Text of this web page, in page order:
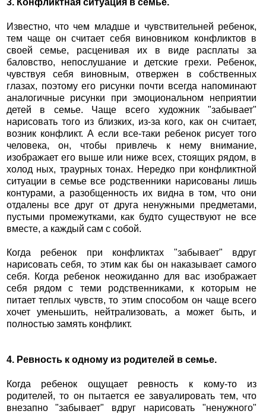
Известно, что чем младше и чувствительней ребенок,
тем чаще он считает себя виновником конфликтов в
своей семье, расценивая их в виде расплаты за
баловство, непослушание и детские грехи. Ребенок,
чувствуя себя виновным, отвержен в собственных
глазах, поэтому его рисунки почти всегда напоминают
аналогичные рисунки при эмоциональном неприятии
детей в семье. Чаще всего художник "забывает"
нарисовать того из близких, из-за кого, как он считает,
возник конфликт. А если все-таки ребенок рисует того
человека, он, чтобы привлечь к нему внимание,
изображает его выше или ниже всех, стоящих рядом, в
холод ных, траурных тонах. Нередко при конфликтной
ситуации в семье все родственники нарисованы лишь
контурами, а разобщенность их видна в том, что они
отдалены все друг от друга ненужными предметами,
пустыми промежутками, как будто существуют не все
вместе, а каждый сам с собой.
Когда ребенок при конфликтах "забывает" вдруг
нарисовать себя, то этим как бы он наказывает самого
себя. Когда ребенок неожиданно для вас изображает
себя рядом с теми родственниками, к которым не
питает теплых чувств, то этим способом он чаще всего
хочет уменьшить, нейтрализовать, а может быть, и
полностью замять конфликт.
4. Ревность к одному из родителей в семье.
Когда ребенок ощущает ревность к кому-то из
родителей, то он пытается ее завуалировать тем, что
внезапно "забывает" вдруг нарисовать "ненужного"